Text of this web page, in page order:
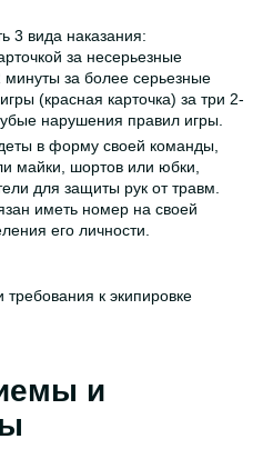
3 вида наказания:
за несерьезные
за более серьезные
(красная карточка) за три 2-
нарушения правил игры.
в форму своей команды,
майки, шортов или юбки,
для защиты рук от травм.
иметь номер на своей
его личности.
и